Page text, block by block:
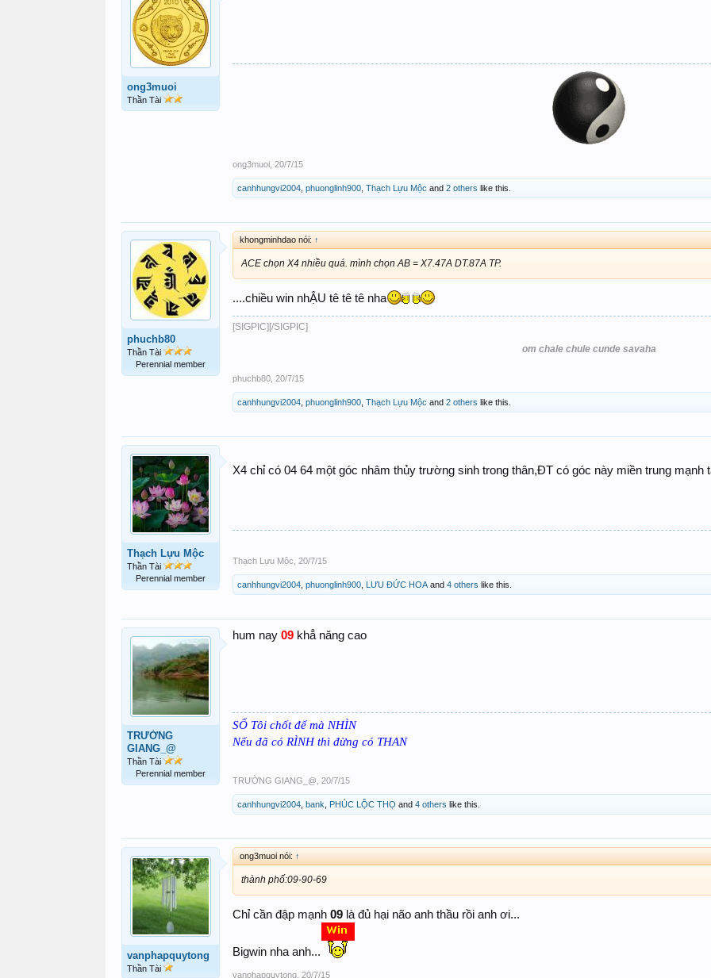
ong3muoi
Thần Tài
ong3muoi 20/7/15
canhhungvi2004 phuonglinh900 Thạch Lựu Mộc and 2 others like this.
phuchb80
Thần Tài
Perennial member
khongminhdao nói: ↑
ACE chọn X4 nhiều quá. mình chọn AB = X7.47A DT.87A TP.
....chiều win nhẬU tê tê tê nha
[SIGPIC][/SIGPIC]
om chale chule cunde savaha
phuchb80 20/7/15
canhhungvi2004 phuonglinh900 Thạch Lựu Mộc and 2 others like this.
Thạch Lựu Mộc
Thần Tài
Perennial member
X4 chỉ có 04 64 một góc nhâm thủy trường sinh trong thân,ĐT có góc này miền trung mạnh
Thạch Lựu Mộc 20/7/15
canhhungvi2004 phuonglinh900 LƯU ĐỨC HOA and 4 others like this.
TRƯỜNG
GIANG_@
Thần Tài
Perennial member
hum nay 09 khẳ năng cao
SỐ Tôi chốt để mà NHÌN
Nếu đã có RÌNH thì đừng có THAN
TRƯỜNG GIANG_@ 20/7/15
canhhungvi2004 bank PHÚC LỘC THỌ and 4 others like this.
vanphapquytong
Thần Tài
ong3muoi nói: ↑
thành phố:09-90-69
Chỉ cần đập mạnh 09 là đủ hại não anh thầu rồi anh ơi...
Bigwin nha anh...
vanphapquytong 20/7/15